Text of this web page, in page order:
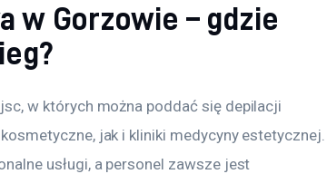
w Gorzowie – gdzie
w których można poddać się depilacji
jak i kliniki medycyny estetycznej.
usługi, a personel zawsze jest